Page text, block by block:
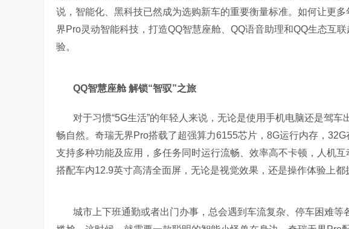
说，智能化、黑科技已然成为选购新车的重要衡量标准。如何让更
界Pro灵动智能科技，打造QQ智慧座舱、QQ语音助理和QQ生态互
验。
QQ智慧座舱 解锁“智驭”之旅
对于习惯“5G生活”的年轻人来说，无论是使用手机电脑还是驾
畅自然。奇瑞无界Pro搭载了超强算力6155芯片，8G运行内存，
支持多种功能及应用，多任务同时运行流畅、效率高不卡顿，人机
搭配车内12.9英寸高清全面屏，无论是视觉效果，还是操作体验上都
城市上下班通勤或者出门办事，总会遇到车流复杂、停车困难